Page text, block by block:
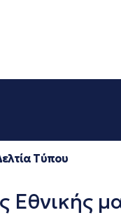
Τύπου
Εθνικής